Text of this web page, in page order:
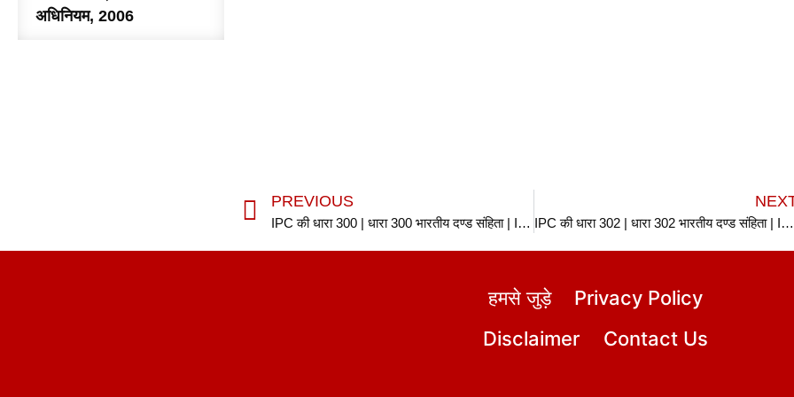
अधिनियम, 2006
PREVIOUS
IPC की धारा 300 | धारा 300 भारतीय दण्ड संहिता | IPC Section 300 In Hindi IPC की धारा 302 | धारा 302 भारतीय दण्ड संहिता | IPC Section 302 In Hindi
हमसे जुड़े
Privacy Policy
Disclaimer
Contact Us